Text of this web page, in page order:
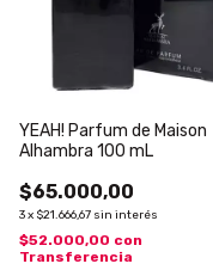
YEAH! Parfum de Maison
Alhambra 100 mL
$65.000,00
3x $21.666,67 sin interés
$52.000,00 con
Transferencia